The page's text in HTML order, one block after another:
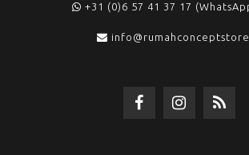
+31 (0)6 57 41 37 17